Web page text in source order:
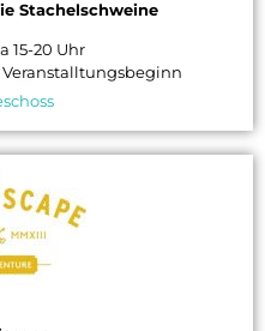
Stachelschweine
15-20 Uhr
Veranstalltungsbeginn